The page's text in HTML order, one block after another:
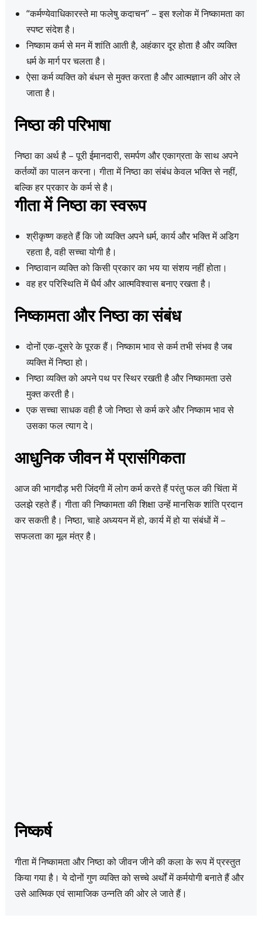
“कर्मण्येवाधिकारस्ते मा फलेषु कदाचन” – इस श्लोक में निष्कामता का
स्पष्ट संदेश है।
निष्काम कर्म से मन में शांति आती है, अहंकार दूर होता है और व्यक्ति
धर्म के मार्ग पर चलता है।
ऐसा कर्म व्यक्ति को बंधन से मुक्त करता है और आत्मज्ञान की ओर ले
जाता है।
निष्ठा की परिभाषा
निष्ठा का अर्थ है – पूरी ईमानदारी, समर्पण और एकाग्रता के साथ अपने
कर्तव्यों का पालन करना। गीता में निष्ठा का संबंध केवल भक्ति से नहीं,
बल्कि हर प्रकार के कर्म से है।
गीता में निष्ठा का स्वरूप
श्रीकृष्ण कहते हैं कि जो व्यक्ति अपने धर्म, कार्य और भक्ति में अडिग
रहता है, वही सच्चा योगी है।
निष्ठावान व्यक्ति को किसी प्रकार का भय या संशय नहीं होता।
वह हर परिस्थिति में धैर्य और आत्मविश्वास बनाए रखता है।
निष्कामता और निष्ठा का संबंध
दोनों एक-दूसरे के पूरक हैं। निष्काम भाव से कर्म तभी संभव है जब
व्यक्ति में निष्ठा हो।
निष्ठा व्यक्ति को अपने पथ पर स्थिर रखती है और निष्कामता उसे
मुक्त करती है।
एक सच्चा साधक वही है जो निष्ठा से कर्म करे और निष्काम भाव से
उसका फल त्याग दे।
आधुनिक जीवन में प्रासंगिकता
आज की भागदौड़ भरी जिंदगी में लोग कर्म करते हैं परंतु फल की चिंता में
उलझे रहते हैं। गीता की निष्कामता की शिक्षा उन्हें मानसिक शांति प्रदान
कर सकती है। निष्ठा, चाहे अध्ययन में हो, कार्य में हो या संबंधों में –
सफलता का मूल मंत्र है।
निष्कर्ष
गीता में निष्कामता और निष्ठा को जीवन जीने की कला के रूप में प्रस्तुत
किया गया है। ये दोनों गुण व्यक्ति को सच्चे अर्थों में कर्मयोगी बनाते हैं और
उसे आत्मिक एवं सामाजिक उन्नति की ओर ले जाते हैं।